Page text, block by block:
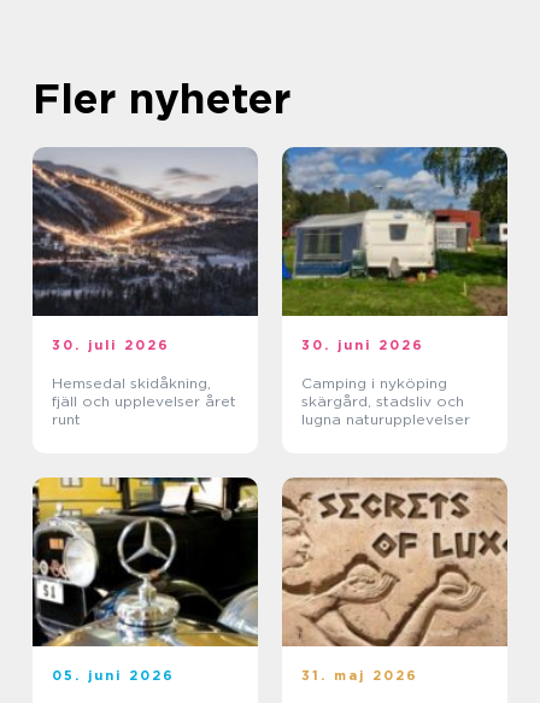
Fler nyheter
30. juli 2026
Hemsedal skidåkning,
fjäll och upplevelser året
runt
30. juni 2026
Camping i nyköping
skärgård, stadsliv och
lugna naturupplevelser
05. juni 2026 31. maj 2026